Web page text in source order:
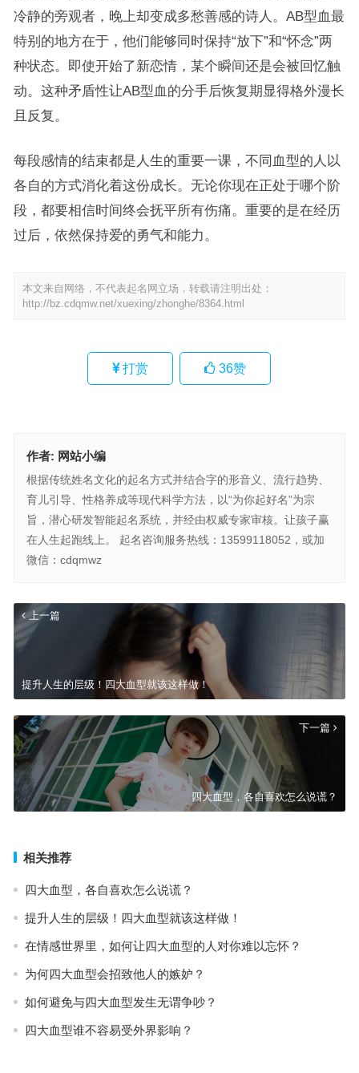
冷静的旁观者，晚上却变成多愁善感的诗人。AB型血最
特别的地方在于，他们能够同时保持“放下”和“怀念”两
种状态。即使开始了新恋情，某个瞬间还是会被回忆触
动。这种矛盾性让AB型血的分手后恢复期显得格外漫长
且反复。
每段感情的结束都是人生的重要一课，不同血型的人以
各自的方式消化着这份成长。无论你现在正处于哪个阶
段，都要相信时间终会抚平所有伤痛。重要的是在经历
过后，依然保持爱的勇气和能力。
本文来自网络，不代表起名网立场，转载请注明出处：
http://bz.cdqmw.net/xuexing/zhonghe/8364.html
打赏 36赞
作者: 网站小编
根据传统姓名文化的起名方式并结合字的形音义、流行趋势、
育儿引导、性格养成等现代科学方法，以“为你起好名”为宗
旨，潜心研发智能起名系统，并经由权威专家审核。让孩子赢
在人生起跑线上。 起名咨询服务热线：13599118052，或加
微信：cdqmwz
上一篇
提升人生的层级！四大血型就该这样做！
下一篇
四大血型，各自喜欢怎么说谎？
相关推荐
四大血型，各自喜欢怎么说谎？
提升人生的层级！四大血型就该这样做！
在情感世界里，如何让四大血型的人对你难以忘怀？
为何四大血型会招致他人的嫉妒？
如何避免与四大血型发生无谓争吵？
四大血型谁不容易受外界影响？